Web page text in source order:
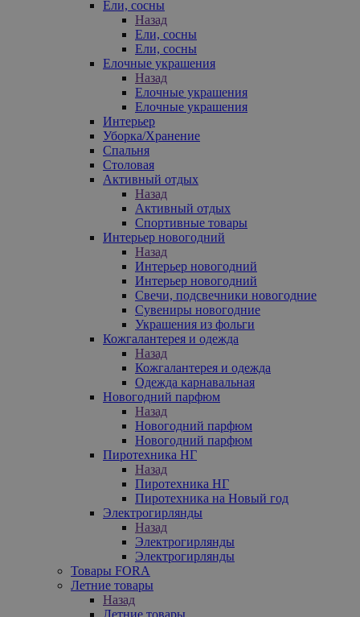
Ели, сосны
Назад
Ели, сосны
Ели, сосны
Елочные украшения
Назад
Елочные украшения
Елочные украшения
Интерьер
Уборка/Хранение
Спальня
Столовая
Активный отдых
Назад
Активный отдых
Спортивные товары
Интерьер новогодний
Назад
Интерьер новогодний
Интерьер новогодний
Свечи, подсвечники новогодние
Сувениры новогодние
Украшения из фольги
Кожгалантерея и одежда
Назад
Кожгалантерея и одежда
Одежда карнавальная
Новогодний парфюм
Назад
Новогодний парфюм
Новогодний парфюм
Пиротехника НГ
Назад
Пиротехника НГ
Пиротехника на Новый год
Электрогирлянды
Назад
Электрогирлянды
Электрогирлянды
Товары FORA
Летние товары
Назад
Летние товары